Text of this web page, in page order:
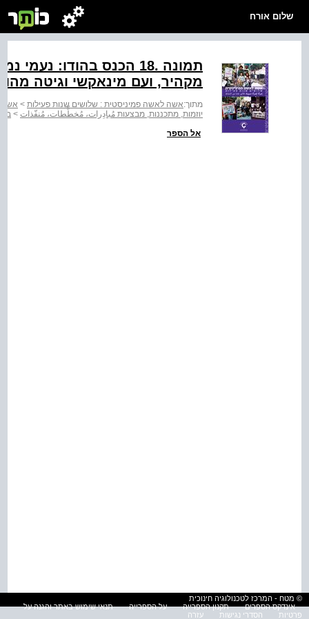
שלום אורח
תמונה .18 הכנס בהודו:
מקהיר, ועם מינאקשי וגיטה
מתוך:אשה לאשה פמיניסטית : שלושים שנות פעילות > אשה
יוזמות, מתכננות, מבצעות مُبادِرات، مُخطٍّطات، مُنفّذات >
אל הספר
© מטח - המרכז לטכנולוגיה חינוכית
אינדקס הספרים
תקנון הספרייה על הספרייה
תנאי שימוש באתר והגנה על
פרטיות
הסדרי נגישות עזרה